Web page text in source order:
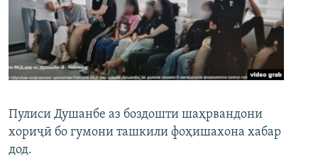
Пулиси Душанбе аз боздошти шаҳрвандони
хориҷӣ бо гумони ташкили фоҳишахона хабар
дод.